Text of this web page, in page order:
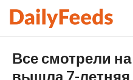
Все смотрели на
вышла 7-летняя